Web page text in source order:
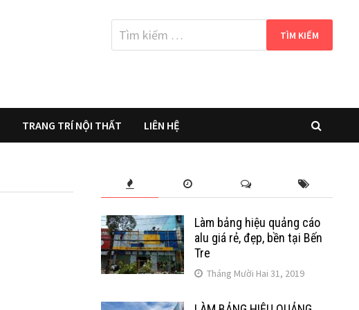
Tìm
kiếm
TRANG TRÍ NỘI THẤT LIÊN HỆ
Làm bảng hiệu quảng cáo
alu giá rẻ, đẹp, bền tại Bến
Tre
Tháng Mười Hai 31, 2019